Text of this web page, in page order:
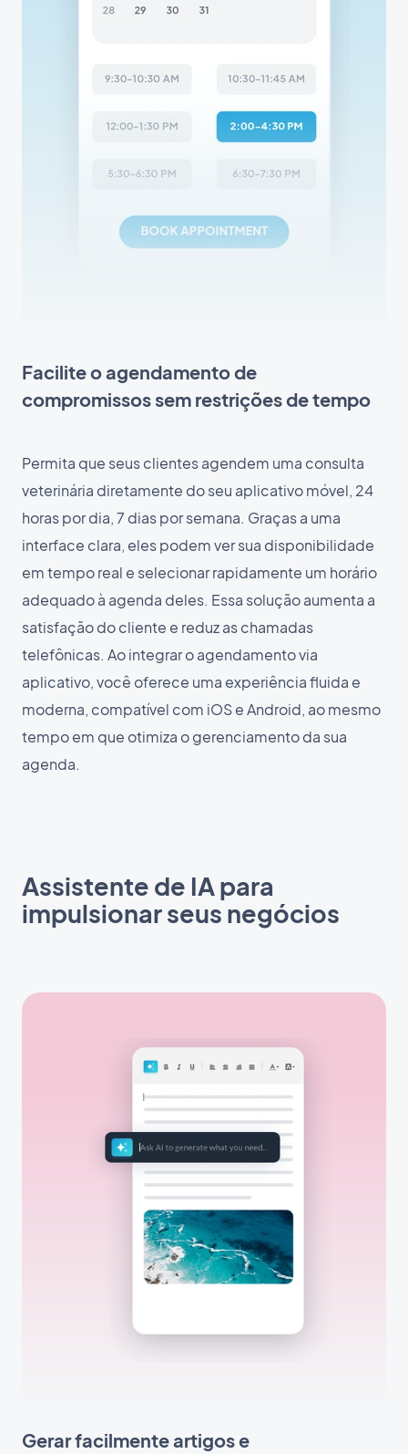
Facilite o agendamento de
compromissos sem restrições de tempo
Permita que seus clientes agendem uma consulta
veterinária diretamente do seu aplicativo móvel, 24
horas por dia, 7 dias por semana. Graças a uma
interface clara, eles podem ver sua disponibilidade
em tempo real e selecionar rapidamente um horário
adequado à agenda deles. Essa solução aumenta a
satisfação do cliente e reduz as chamadas
telefônicas. Ao integrar o agendamento via
aplicativo, você oferece uma experiência fluida e
moderna, compatível com iOS e Android, ao mesmo
tempo em que otimiza o gerenciamento da sua
agenda.
Assistente de IA para
impulsionar seus negócios
Gerar facilmente artigos e